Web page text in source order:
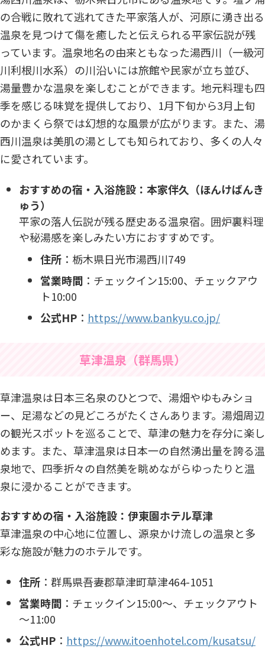
の合戦に敗れて逃れてきた平家落人が、河原に湧き出る
温泉を見つけて傷を癒したと伝えられる平家伝説が残
っています。温泉地名の由来ともなった湯西川（一級河
川利根川水系）の川沿いには旅館や民家が立ち並び、
湯量豊かな温泉を楽しむことができます。地元料理も四
季を感じる味覚を提供しており、1月下旬から3月上旬
のかまくら祭では幻想的な風景が広がります。また、湯
西川温泉は美肌の湯としても知られており、多くの人々
に愛されています。
おすすめの宿・入浴施設：本家伴久（ほんけばんき
ゅう）
平家の落人伝説が残る歴史ある温泉宿。囲炉裏料理
や秘湯感を楽しみたい方におすすめです。
住所 ：​栃木県日光市湯西川749​
営業時間 ：​チェックイン15:00、チェックアウ
ト10:00
公式HP ： https://www.bankyu.co.jp/
草津温泉（群馬県）
草津温泉は日本三名泉のひとつで、湯畑やゆもみショ
ー、足湯などの見どころがたくさんあります。湯畑周辺
の観光スポットを巡ることで、草津の魅力を存分に楽し
めます。また、草津温泉は日本一の自然湧出量を誇る温
泉地で、四季折々の自然美を眺めながらゆったりと温
泉に浸かることができます。
おすすめの宿・入浴施設：伊東園ホテル草津
草津温泉の中心地に位置し、源泉かけ流しの温泉と多
彩な施設が魅力のホテルです。​
住所 ：​群馬県吾妻郡草津町草津464-1051
営業時間 ：​チェックイン15:00～、チェックアウト
～11:00
公式HP ： https://www.itoenhotel.com/kusatsu/